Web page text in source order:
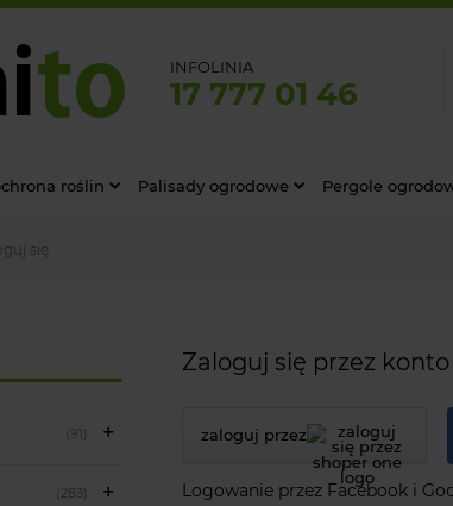
INFOLINIA
17 777 01 46
roślin Palisady ogrodowe Pergole
się
(91)
(283)
Zaloguj się przez
zaloguj przez
Logowanie przez Facebook i